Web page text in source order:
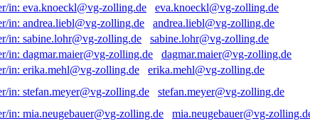
eva.knoeckl@vg-zolling.de
andrea.liebl@vg-zolling.de
sabine.lohr@vg-zolling.de
dagmar.maier@vg-zolling.de
erika.mehl@vg-zolling.de
stefan.meyer@vg-zolling.de
mia.neugebauer@vg-